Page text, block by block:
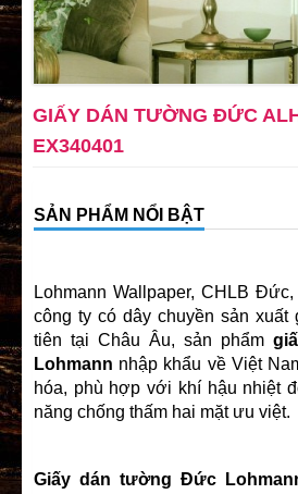
GIẤY DÁN TƯỜNG ĐỨC
EX340401
SẢN PHẨM NỔI BẬT
Lohmann Wallpaper, CHLB
công ty có dây chuyền sản xuất
tiên tại Châu Âu, sản phẩm
Lohmann nhập khẩu về Việt
hóa, phù hợp với khí hậu nhiệt
năng chống thấm hai mặt ưu việt.
Giấy dán tường Đức